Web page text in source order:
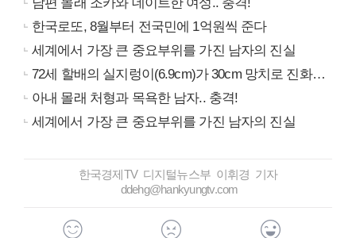
한국로또, 8월부터 전국민에 1억원씩 준다
세계에서 가장 큰 중요부위를 가진 남자의 진실
72세 할배의 실지렁이(6.9cm)가 30cm 망치로 진화…
아내 몰래 처형과 목욕한 남자.. 충격!
세계에서 가장 큰 중요부위를 가진 남자의 진실
한국경제TV 디지털뉴스부 이휘경 기자
ddehg@hankyungtv.com